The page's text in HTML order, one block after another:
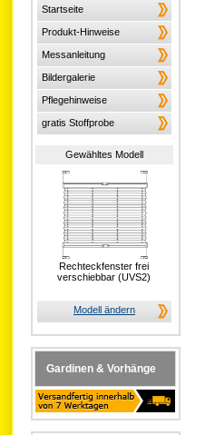
Startseite
Produkt-Hinweise
Messanleitung
Bildergalerie
Pflegehinweise
gratis Stoffprobe
Gewähltes Modell
Rechteckfenster frei
verschiebbar (UVS2)
Modell ändern
Gardinen & Vorhänge